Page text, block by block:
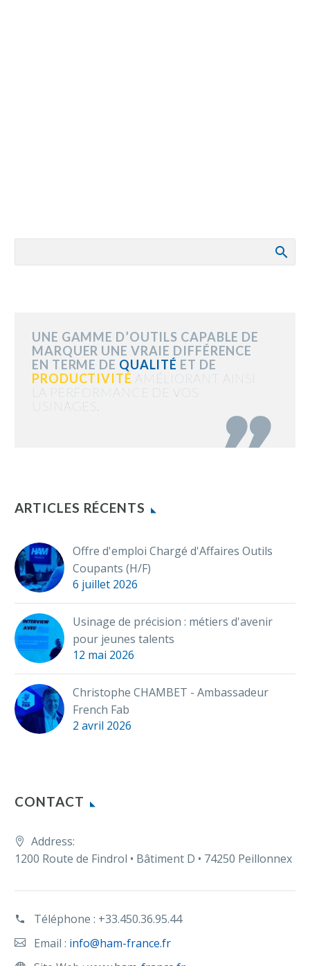
UNE GAMME D’OUTILS CAPABLE DE
MARQUER UNE VRAIE DIFFÉRENCE
EN TERME DE QUALITÉ ET DE
PRODUCTIVITÉ AMÉLIORANT AINSI
LA PERFORMANCE DE VOS
USINAGES.

ARTICLES RÉCENTS
Offre d'emploi Chargé d'Affaires Outils
Coupants (H/F)
6 juillet 2026
Usinage de précision : métiers d'avenir
pour jeunes talents
12 mai 2026
Christophe CHAMBET - Ambassadeur
French Fab
2 avril 2026
CONTACT
Address:
1200 Route de Findrol • Bâtiment D • 74250 Peillonnex
Téléphone : +33.450.36.95.44
Email : info@ham-france.fr